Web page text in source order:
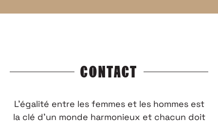
CONTACT
L’égalité entre les femmes et les hommes est
la clé d’un monde harmonieux et chacun doit